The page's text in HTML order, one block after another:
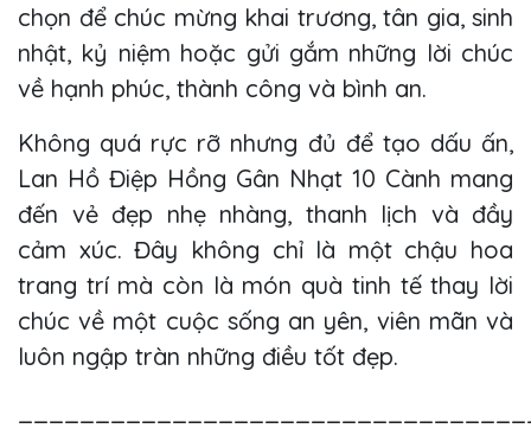
chọn để chúc mừng khai trương, tân gia, sinh
nhật, kỷ niệm hoặc gửi gắm những lời chúc
về hạnh phúc, thành công và bình an.
Không quá rực rỡ nhưng đủ để tạo dấu ấn,
Lan Hồ Điệp Hồng Gân Nhạt 10 Cành mang
đến vẻ đẹp nhẹ nhàng, thanh lịch và đầy
cảm xúc. Đây không chỉ là một chậu hoa
trang trí mà còn là món quà tinh tế thay lời
chúc về một cuộc sống an yên, viên mãn và
luôn ngập tràn những điều tốt đẹp.